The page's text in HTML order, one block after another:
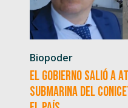
Biopoder
El Gobierno salió a
submarina del